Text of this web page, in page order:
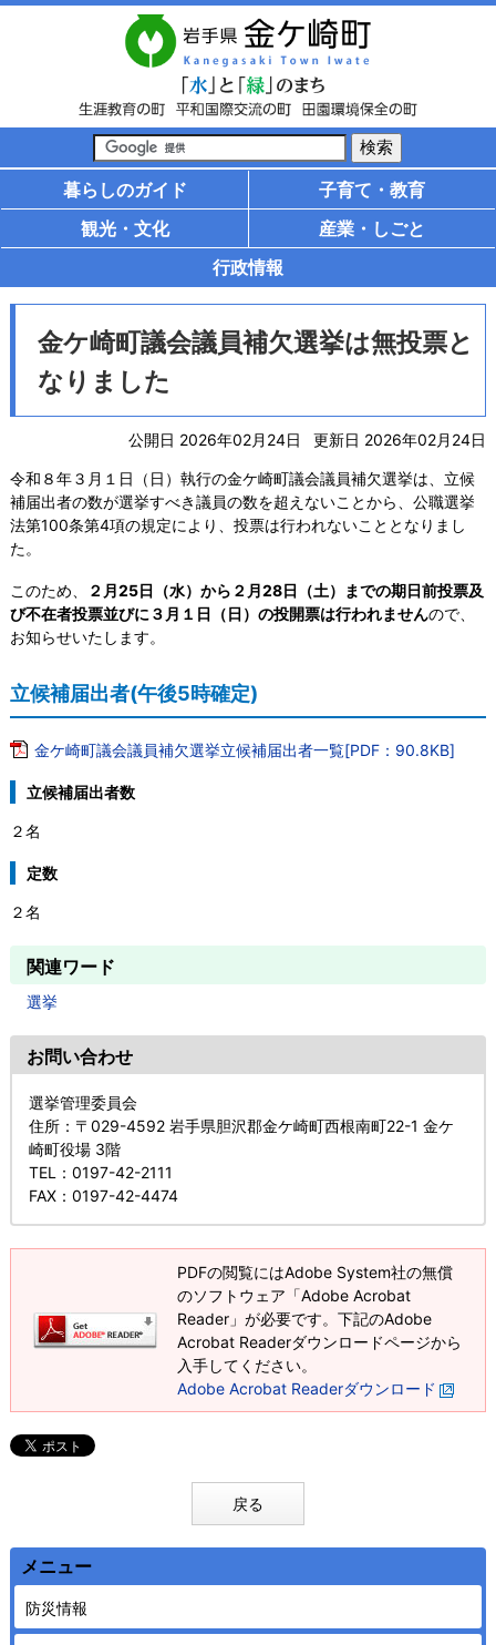
暮らしのガイド
子育て・教育
観光・文化
産業・しごと
行政情報
金ケ崎町議会議員補欠選挙は無投票と
なりました
公開日 2026年02月24日 更新日 2026年02月24日
令和８年３月１日（日）執行の金ケ崎町議会議員補欠選挙は、立候
補届出者の数が選挙すべき議員の数を超えないことから、公職選挙
法第100条第4項の規定により、投票は行われないこととなりまし
た。
このため、
２月25日（水）から２月28日（土）までの期日前投票及
び不在者投票並びに３月１日（日）の投開票は行われませんので、
お知らせいたします。
立候補届出者(午後5時確定)
金ケ崎町議会議員補欠選挙立候補届出者一覧[PDF：90.8KB]
立候補届出者数
２名
定数
２名
関連ワード
選挙
お問い合わせ
選挙管理委員会
住所：〒029-4592 岩手県胆沢郡金ケ崎町西根南町22-1 金ケ
崎町役場 3階
TEL
：0197-42-2111
FAX：0197-42-4474
PDFの閲覧にはAdobe System社の無償
のソフトウェア「Adobe Acrobat
Reader」が必要です。下記のAdobe
Acrobat Readerダウンロードページから
入手してください。
Adobe Acrobat Readerダウンロード
戻る
メニュー
防災情報